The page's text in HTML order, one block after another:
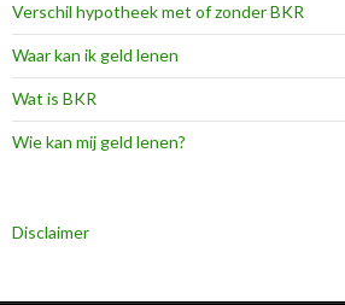
Verschil hypotheek met of zonder BKR
Waar kan ik geld lenen
Wat is BKR
Wie kan mij geld lenen?
Disclaimer